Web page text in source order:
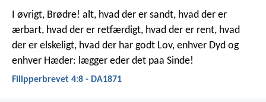
I øvrigt, Brødre! alt, hvad der er sandt, hvad der er
ærbart, hvad der er retfærdigt, hvad der er rent, hvad
der er elskeligt, hvad der har godt Lov, enhver Dyd og
enhver Hæder: lægger eder det paa Sinde!
Filipperbrevet 4:8 - DA1871